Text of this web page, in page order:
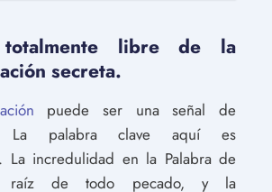
libre de la
secreta.
puede ser una señal de
La palabra clave aquí es
La incredulidad en la Palabra de
de todo pecado, y la